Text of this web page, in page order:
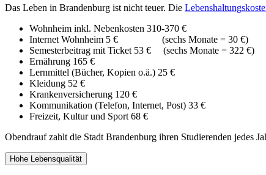
Das Leben in Brandenburg ist nicht teuer. Die
Wohnheim inkl. Nebenkosten 310-370 €
Internet Wohnheim 5 € (sechs Monate = 30 €)
Semesterbeitrag mit Ticket 53 € (sechs Monate = 322 €)
Ernährung 165 €
Lernmittel (Bücher, Kopien o.ä.) 25 €
Kleidung 52 €
Krankenversicherung 120 €
Kommunikation (Telefon, Internet, Post) 33 €
Freizeit, Kultur und Sport 68 €
Obendrauf zahlt die Stadt Brandenburg ihren Studierenden jedes
Hohe Lebensqualität